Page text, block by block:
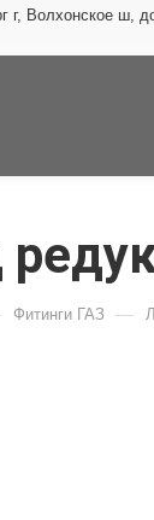
г, Волхонское ш,
Фитинги ГАЗ —